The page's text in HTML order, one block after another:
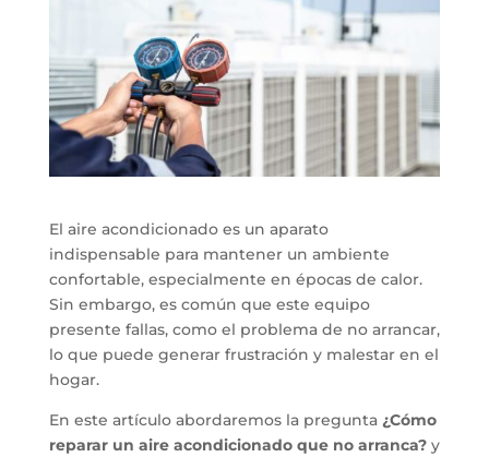
El aire acondicionado es un aparato
indispensable para mantener un ambiente
confortable, especialmente en épocas de calor.
Sin embargo, es común que este equipo
presente fallas, como el problema de no arrancar,
lo que puede generar frustración y malestar en el
hogar.
En este artículo abordaremos la pregunta ¿Cómo
reparar un aire acondicionado que no arranca?y